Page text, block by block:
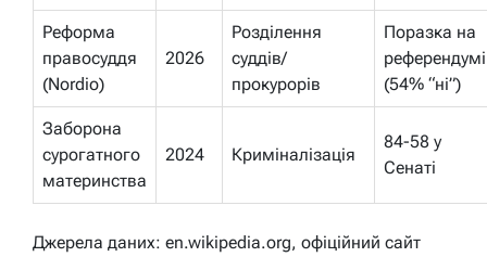
Реформа
правосуддя
(Nordio)
2026
Розділення
суддів/
прокурорів
Поразка на
референдумі
(54% “ні”)
Заборона
сурогатного
материнства
2024 Криміналізація
84-58 у
Сенаті
Джерела даних: en.wikipedia.org, офіційний сайт